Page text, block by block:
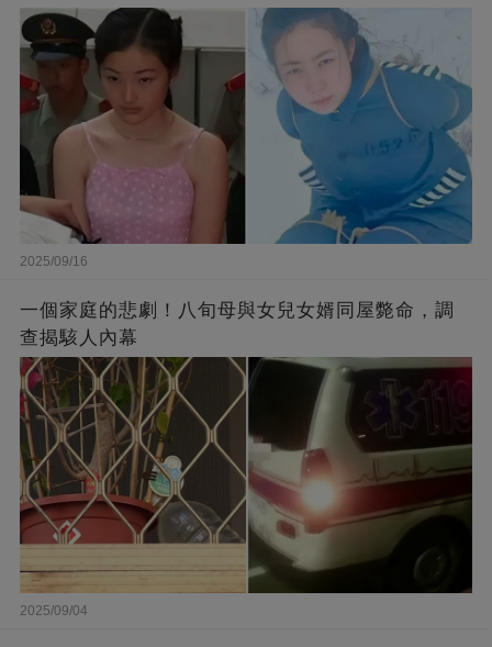
2025/09/16
一個家庭的悲劇！八旬母與女兒女婿同屋斃命，調
查揭駭人內幕
2025/09/04